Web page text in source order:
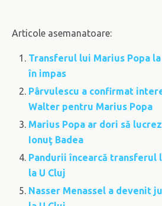
Articole asemanatoare:
Transferul lui Marius Popa
în impas
Pârvulescu a confirmat
Walter pentru Marius Popa
Marius Popa ar dori să
Ionuţ Badea
Pandurii încearcă transferul
la U Cluj
Nasser Menassel a devenit